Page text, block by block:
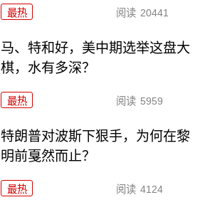
最热 阅读 20441
马、特和好，美中期选举这盘大
棋，水有多深？
最热 阅读 5959
特朗普对波斯下狠手，为何在黎
明前戛然而止？
最热 阅读 4124